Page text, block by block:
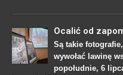
Ocalić od
Są takie
wywołać lawinę
popołudnie, 6